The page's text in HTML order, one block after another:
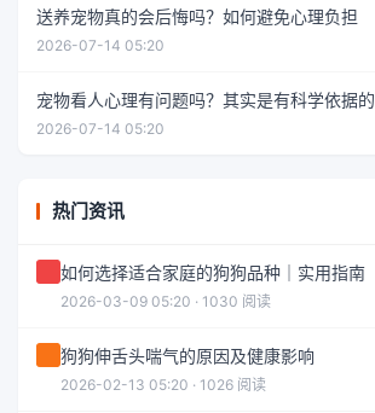
送养宠物真的会后悔吗？如何避免心理负担
2026-07-14 05:20
宠物看人心理有问题吗？其实是有科学依据的
2026-07-14 05:20
热门资讯
如何选择适合家庭的狗狗品种｜实用指南
2026-03-09 05:20 · 1030 阅读
狗狗伸舌头喘气的原因及健康影响
2026-02-13 05:20 · 1026 阅读